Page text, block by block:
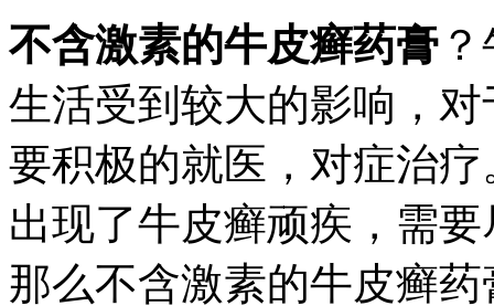
不含激素的牛皮癣药膏
生活受到较大的影响，
要积极的就医，对症治
出现了牛皮癣顽疾，需
那么不含激素的牛皮癣药